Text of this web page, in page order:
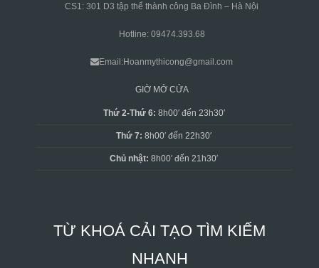
CS1: 301 D3 tập thể thành công Ba Đình – Hà Nội
Hotline: 09474.393.68
Email:Hoanmythicong@gmail.com
GIỜ MỞ CỬA
Thứ 2-Thứ 6: 8h00′ đến 23h30′
Thứ 7: 8h00′ đến 22h30′
Chủ nhật: 8h00′ đến 21h30′
TỪ KHOÁ CẢI TẠO TÌM KIẾM
NHANH